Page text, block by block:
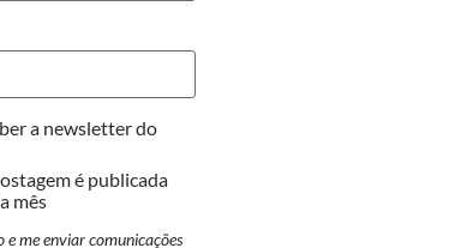
a newsletter do
é publicada
mês
me enviar comunicações